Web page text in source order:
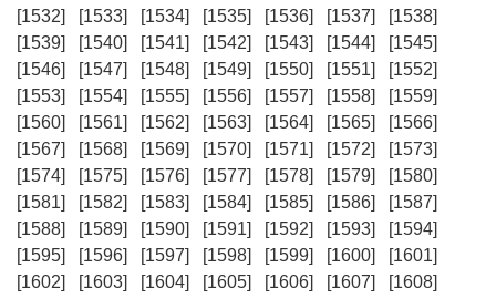
[1532]
[1533] [1534] [1535] [1536] [1537]
[1538]
[1539]
[1540] [1541] [1542] [1543] [1544]
[1545]
[1546]
[1547] [1548] [1549] [1550] [1551]
[1552]
[1553]
[1554] [1555] [1556] [1557] [1558]
[1559]
[1560]
[1561] [1562] [1563] [1564] [1565]
[1566]
[1567]
[1568] [1569] [1570] [1571] [1572]
[1573]
[1574]
[1575] [1576] [1577] [1578] [1579]
[1580]
[1581]
[1582] [1583] [1584] [1585] [1586]
[1587]
[1588]
[1589] [1590] [1591] [1592] [1593]
[1594]
[1595]
[1596] [1597] [1598] [1599] [1600]
[1601]
[1602]
[1603] [1604] [1605] [1606] [1607]
[1608]